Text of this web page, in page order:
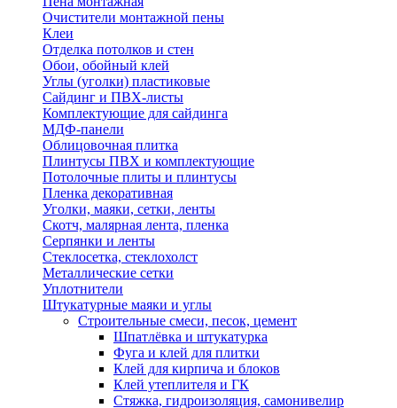
Очистители монтажной пены
Клеи
Отделка потолков и стен
Обои, обойный клей
Углы (уголки) пластиковые
Сайдинг и ПВХ-листы
Комплектующие для сайдинга
МДФ-панели
Облицовочная плитка
Плинтусы ПВХ и комплектующие
Потолочные плиты и плинтусы
Пленка декоративная
Уголки, маяки, сетки, ленты
Скотч, малярная лента, пленка
Серпянки и ленты
Стеклосетка, стеклохолст
Металлические сетки
Уплотнители
Штукатурные маяки и углы
Строительные смеси, песок, цемент
Шпатлёвка и штукатурка
Фуга и клей для плитки
Клей для кирпича и блоков
Клей утеплителя и ГК
Стяжка, гидроизоляция, самонивелир